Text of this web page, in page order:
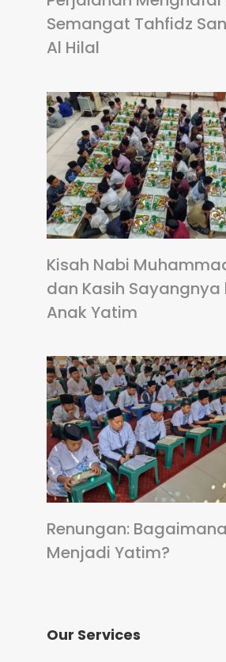
Semangat Tahfidz
Al Hilal
Kisah Nabi
dan Kasih
Anak Yatim
Renungan:
Menjadi Yatim?
Our Services